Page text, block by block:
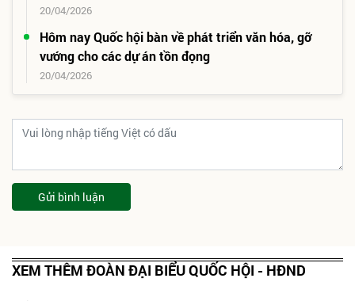
20/04/2026
Hôm nay Quốc hội bàn về phát triển văn hóa, gỡ
vướng cho các dự án tồn đọng
20/04/2026
Gửi bình luận
XEM THÊM ĐOÀN ĐẠI BIỂU QUỐC HỘI - HĐND